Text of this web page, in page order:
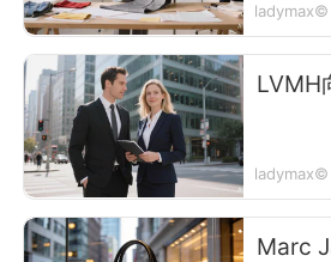
ladymax©
LVMH
ladymax©
Marc